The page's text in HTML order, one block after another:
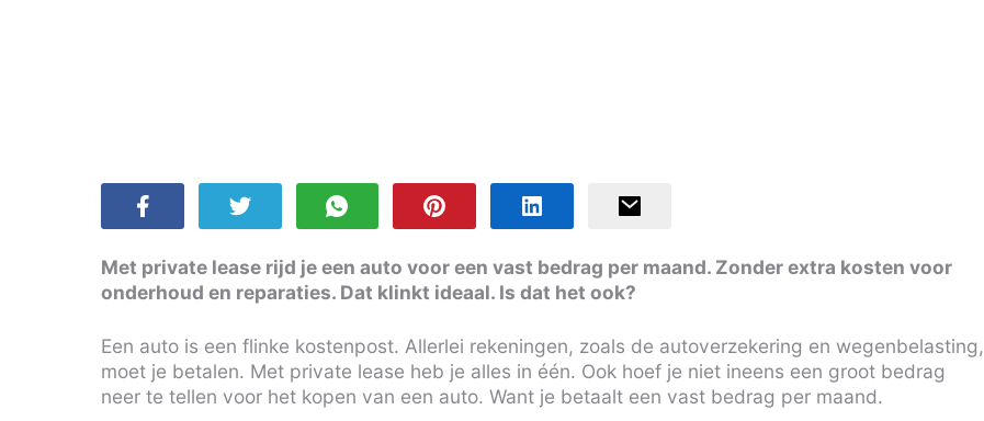
Met private lease rijd je een auto voor een vast bedrag per maand. Zonder extra kosten voor
onderhoud en reparaties. Dat klinkt ideaal. Is dat het ook?
Een auto is een flinke kostenpost. Allerlei rekeningen, zoals de autoverzekering en wegenbelasting,
moet je betalen. Met private lease heb je alles in één. Ook hoef je niet ineens een groot bedrag
neer te tellen voor het kopen van een auto. Want je betaalt een vast bedrag per maand.